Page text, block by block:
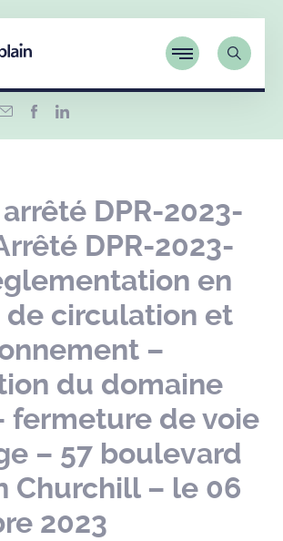
DPR-2023-
DPR-2023-
en
de circulation et
–
du domaine
fermeture de voie
– 57 boulevard
Churchill – le 06
2023